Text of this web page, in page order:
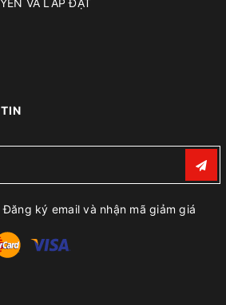
VÀ LẮP ĐẶT
ký email và nhận mã giảm giá